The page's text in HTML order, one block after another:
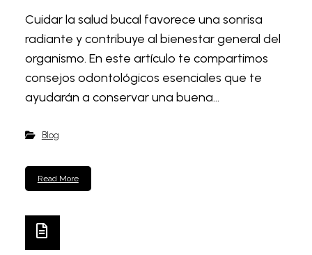
Cuidar la salud bucal favorece una sonrisa
radiante y contribuye al bienestar general del
organismo. En este artículo te compartimos
consejos odontológicos esenciales que te
ayudarán a conservar una buena...
Blog
Read More